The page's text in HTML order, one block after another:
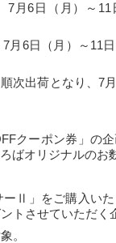
7月6日（月）～
月6日（月）～11
次出荷となり、7
クーポン券」の
ばオリジナルのお
ーⅡ」をご購入い
トさせていただく
。